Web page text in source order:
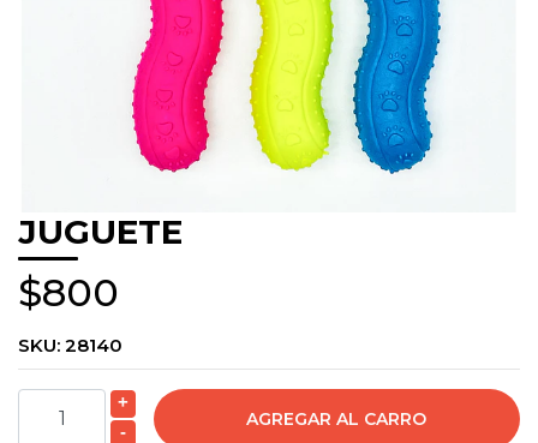
JUGUETE
$800
SKU: 28140
+
-